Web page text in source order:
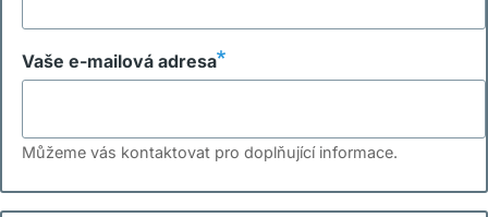
Vaše e-mailová adresa
Můžeme vás kontaktovat pro doplňující informace.